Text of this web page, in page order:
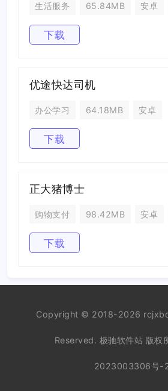
生活服务 65.84MB 安卓
下载
优途快达司机
办公学习 64.18MB 安卓
下载
正大猪博士
购物支付 98.42MB 安卓
下载
Copyright © 2018-2026
Reserved. 极驰软件站 版权
2023003306号-